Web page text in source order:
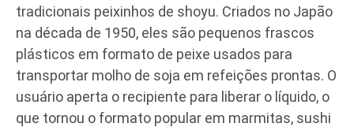
tradicionais peixinhos de shoyu. Criados no Japão
na década de 1950, eles são pequenos frascos
plásticos em formato de peixe usados para
transportar molho de soja em refeições prontas. O
usuário aperta o recipiente para liberar o líquido, o
que tornou o formato popular em marmitas, sushi